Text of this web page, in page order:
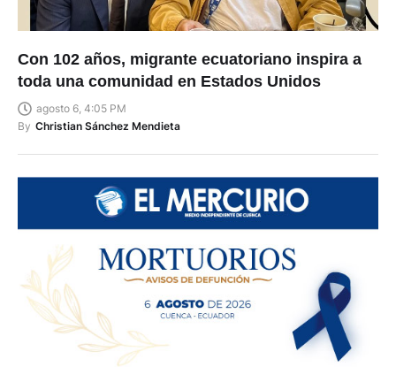
Con 102 años, migrante ecuatoriano inspira a
toda una comunidad en Estados Unidos
agosto 6, 4:05 PM
By Christian Sánchez Mendieta